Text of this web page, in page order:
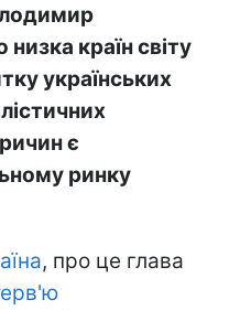
країн світу
українських
є
ринку
, про це глава